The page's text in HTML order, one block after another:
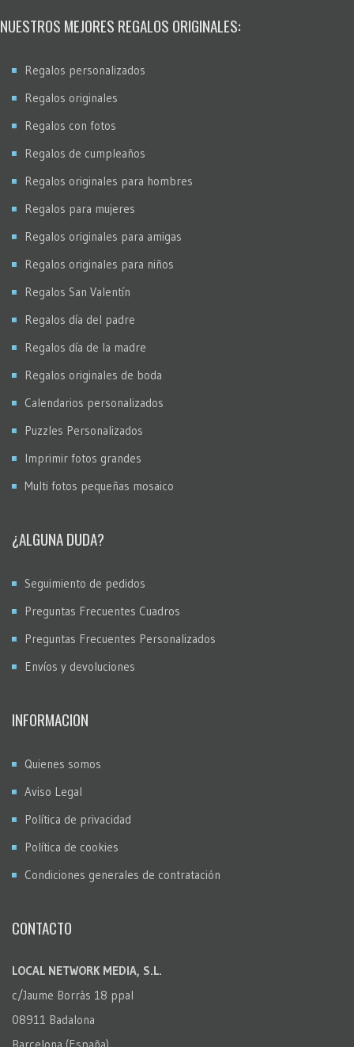
Stencil
NUESTROS MEJORES REGALOS ORIGINALES:
Regalos personalizados
Regalos originales
Regalos con fotos
Regalos de cumpleaños
Regalos originales para hombres
Regalos para mujeres
Regalos originales para amigas
Regalos originales para niños
Regalos San Valentín
Regalos día del padre
Regalos día de la madre
Regalos originales de boda
Calendarios personalizados
Puzzles Personalizados
Imprimir fotos grandes
Multi fotos pequeñas mosaico
¿ALGUNA DUDA?
Seguimiento de pedidos
Preguntas Frecuentes Cuadros
Preguntas Frecuentes Personalizados
Envíos y devoluciones
INFORMACION
Quienes somos
Aviso Legal
Política de privacidad
Política de cookies
Condiciones generales de contratación
CONTACTO
LOCAL NETWORK MEDIA, S.L.
c/Jaume Borràs 18 ppal
08911 Badalona